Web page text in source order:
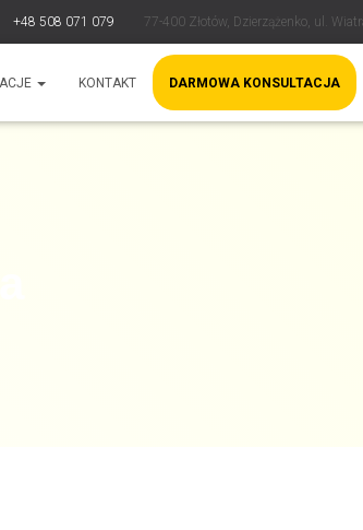
+48 508 071 079 77-400 Złotów, Dzierzążenko, ul.
KONTAKT DARMOWA KONSULTACJA